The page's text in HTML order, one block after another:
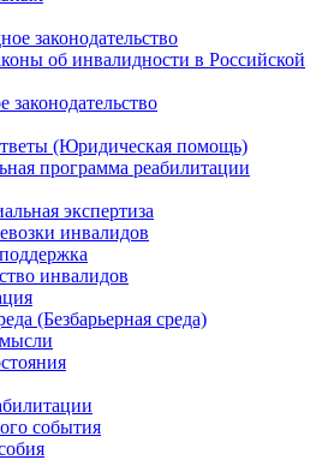
законодательство
об инвалидности в Российской
законодательство
(Юридическая помощь)
программа реабилитации
экспертиза
инвалидов
инвалидов
(Безбарьерная среда)
события